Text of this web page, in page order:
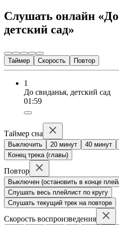
Слушать онлайн
детский сад»
Таймер Скорость Повтор
1
До свиданья, детский сад
01:59
Таймер сна
Выключить 20 минут 40 минут
Конец трека (главы)
Повтор
Выключен (остановить в конце
Слушать весь плейлист по кругу
Слушать текущий трек на повторе
Скорость воспроизведения